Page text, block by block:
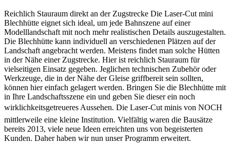
Reichlich Stauraum direkt an der Zugstrecke Die Laser-Cut mini
Blechhütte eignet sich ideal, um jede Bahnszene auf einer
Modelllandschaft mit noch mehr realistischen Details auszugestalten.
Die Blechhütte kann individuell an verschiedenen Plätzen auf der
Landschaft angebracht werden. Meistens findet man solche Hütten
in der Nähe einer Zugstrecke. Hier ist reichlich Stauraum für
vielseitigen Einsatz gegeben. Jeglichen technischen Zubehör oder
Werkzeuge, die in der Nähe der Gleise griffbereit sein sollten,
können hier einfach gelagert werden. Bringen Sie die Blechhütte mit
in Ihre Landschaftsszene ein und geben Sie dieser ein noch
wirklichkeitsgetreueres Aussehen. Die Laser-Cut minis von NOCH 
mittlerweile eine kleine Institution. Vielfältig waren die Bausätze
bereits 2013, viele neue Ideen erreichten uns von begeisterten
Kunden. Daher haben wir nun unser Programm erweitert.